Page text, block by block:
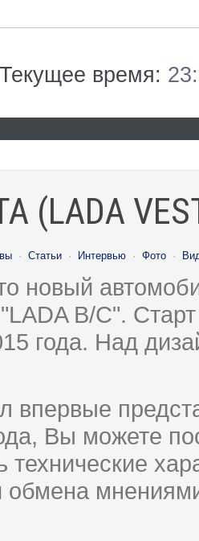
Текущее время:
(LADA
· Статьи · Интервью · Фото ·
новый
B/C".
года. Над
впервые
Вы можете
технические